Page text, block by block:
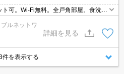
可。Wi-Fi無料。全戸角部屋。食洗
ーク天満橋店06-4790-2228
ルネットワ
詳細を見る
件を表示する